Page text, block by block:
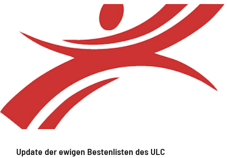
Update der ewigen Bestenlisten des ULC